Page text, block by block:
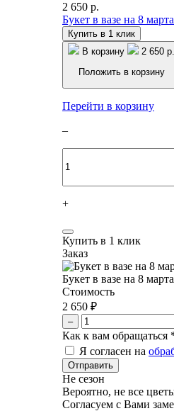
2 650 р.
Букет в вазе на 8
Купить в 1 клик
В корзину
2 650 р.
Положить в корзину
Перейти в корзину
–
+
Купить в 1 клик
Заказ
Букет в вазе на 8
Стоимость
2 650 ₽
–
Как к вам обращаться
Я согласен на
Не сезон
Вероятно, не все
Согласуем с Вами